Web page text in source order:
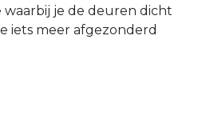
waarbij je de deuren dicht
iets meer afgezonderd